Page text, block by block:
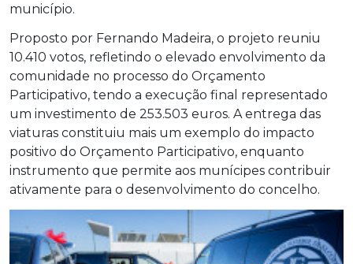
município.
Proposto por Fernando Madeira, o projeto reuniu
10.410 votos, refletindo o elevado envolvimento da
comunidade no processo do Orçamento
Participativo, tendo a execução final representado
um investimento de 253.503 euros. A entrega das
viaturas constituiu mais um exemplo do impacto
positivo do Orçamento Participativo, enquanto
instrumento que permite aos munícipes contribuir
ativamente para o desenvolvimento do concelho.